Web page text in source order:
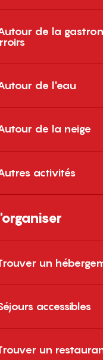
de la
de l'eau
de la neige
activités
un
accessibles
un